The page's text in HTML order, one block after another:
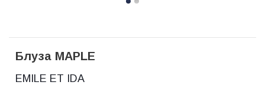
Блуза MAPLE
EMILE ET IDA